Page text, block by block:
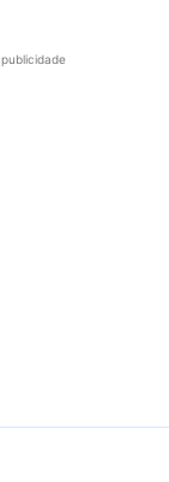
publicidade